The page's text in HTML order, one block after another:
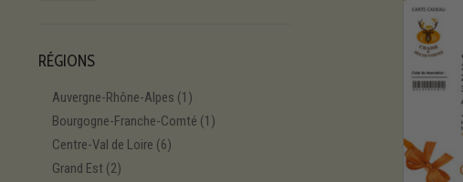
RÉGIONS
Auvergne-Rhône-Alpes (1)
Bourgogne-Franche-Comté (1)
Centre-Val de Loire (6)
Grand Est (2)